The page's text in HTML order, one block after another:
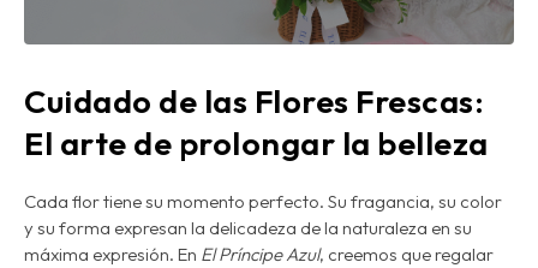
Cuidado de las Flores Frescas:
El arte de prolongar la belleza
Cada flor tiene su momento perfecto. Su fragancia, su color
y su forma expresan la delicadeza de la naturaleza en su
máxima expresión. En El Príncipe Azul, creemos que regalar